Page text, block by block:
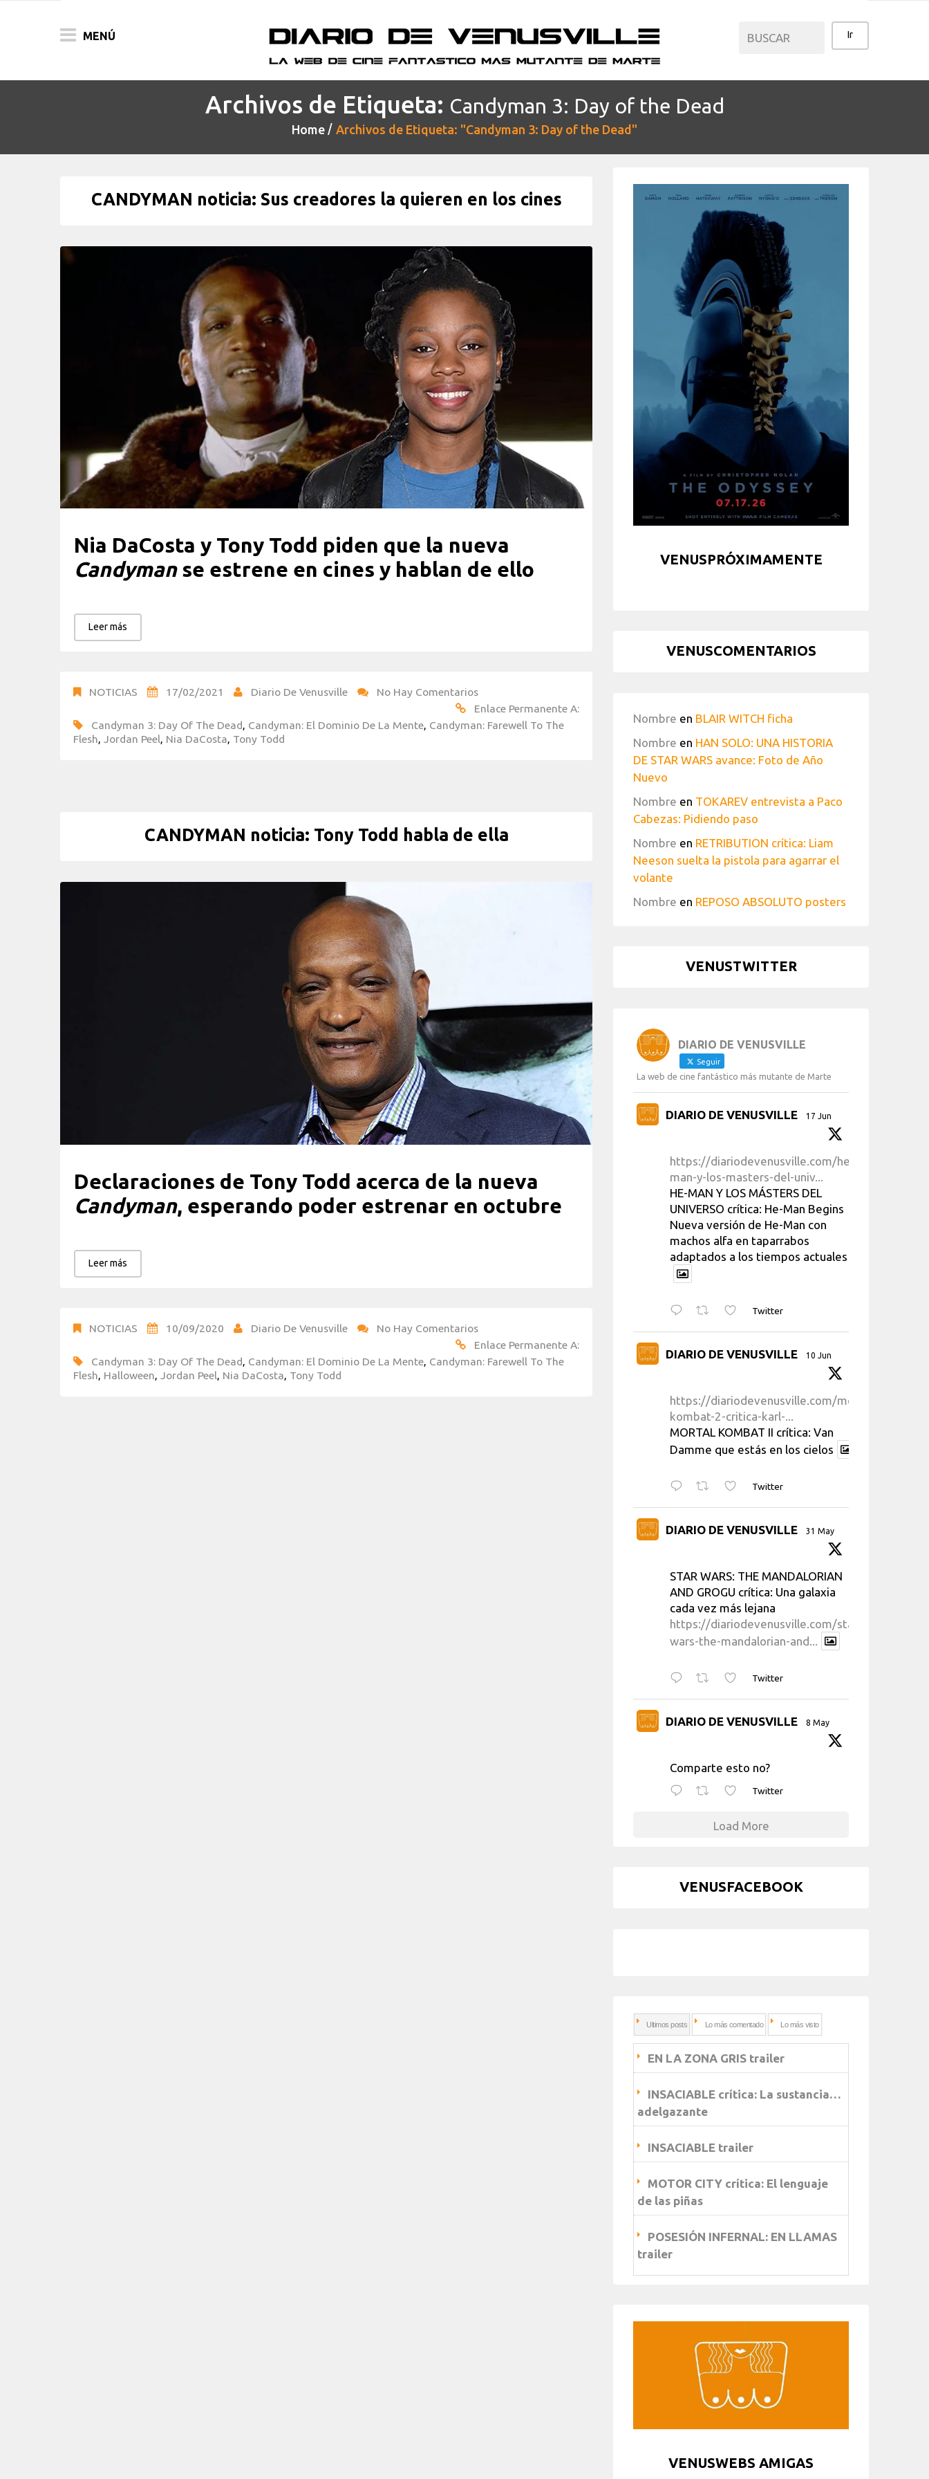
MENÚ
Archivos de Etiqueta: Candyman 3: Day of the Dead
Home Archivos de Etiqueta: "Candyman 3: Day of the Dead"
CANDYMAN noticia: Sus creadores la quieren en los cines
Nia DaCosta y Tony Todd piden que la nueva
Candymanse estrene en cines y hablan de ello
Leer más
NOTICIAS 17/02/2021 Diario De Venusville
No Hay Comentarios
Enlace Permanente A:
Candyman 3: Day Of The Dead, Candyman: El Dominio De La Mente, Candyman: Farewell To The
Flesh, Jordan Peel, Nia DaCosta, Tony Todd
CANDYMAN noticia: Tony Todd habla de ella
Declaraciones de Tony Todd acerca de la nueva
Candyman, esperando poder estrenar en octubre
Leer más
NOTICIAS 10/09/2020 Diario De Venusville
No Hay Comentarios
Enlace Permanente A:
Candyman 3: Day Of The Dead, Candyman: El Dominio De La Mente, Candyman: Farewell To The
Flesh, Halloween, Jordan Peel, Nia DaCosta, Tony Todd
VENUSPRÓXIMAMENTE
VENUSCOMENTARIOS
Nombre en BLAIR WITCH ficha
Nombre en HAN SOLO: UNA HISTORIA
DE STAR WARS avance: Foto de Año
Nuevo
Nombre en TOKAREV entrevista a Paco
Cabezas: Pidiendo paso
Nombre en RETRIBUTION crítica: Liam
Neeson suelta la pistola para agarrar el
volante
Nombre en REPOSO ABSOLUTO posters
VENUSTWITTER
DIARIO DE VENUSVILLE
Seguir
La web de cine fantástico más mutante de Marte
DIARIO DE VENUSVILLE 17 Jun
https://diariodevenusville.com/he-
man-y-los-masters-del-univ...
HE-MAN Y LOS MÁSTERS DEL
UNIVERSO crítica: He-Man Begins
Nueva versión de He-Man con
machos alfa en taparrabos
adaptados a los tiempos actuales
Twitter
DIARIO DE VENUSVILLE 10 Jun
https://diariodevenusville.com/mortal-
kombat-2-critica-karl-...
MORTAL KOMBAT II crítica: Van
Damme que estás en los cielos
Twitter
DIARIO DE VENUSVILLE 31 May
STAR WARS: THE MANDALORIAN
AND GROGU crítica: Una galaxia
cada vez más lejana
https://diariodevenusville.com/star-
wars-the-mandalorian-and...
Twitter
DIARIO DE VENUSVILLE 8 May
Comparte esto no?
Twitter
Load More
VENUSFACEBOOK
Ultimos posts Lo más comentado Lo más visto
EN LA ZONA GRIS trailer
INSACIABLE crítica: La sustancia…
adelgazante
INSACIABLE trailer
MOTOR CITY crítica: El lenguaje
de las piñas
POSESIÓN INFERNAL: EN LLAMAS
trailer
VENUSWEBS AMIGAS
FESTIVALES
CATEGORÍAS